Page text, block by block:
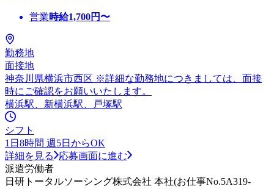
営業時給1,700円〜
勤務地
面接地
神奈川県横浜市西区 ※詳細な勤務地につきましては、面接
時にご確認をお願いいたします。
横浜駅、新横浜駅、戸塚駅
シフト
1日8時間 週5日からOK
詳細を見る
応募画面に進む
派遣労働者
日研トータルソーシング株式会社 本社(お仕事No.5A319-